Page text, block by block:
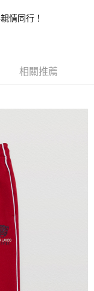
及更正。
userRule
情同行！
相關推薦